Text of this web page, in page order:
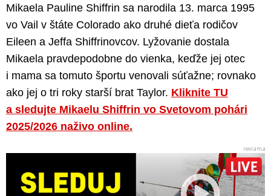
Mikaela Pauline Shiffrin sa narodila 13. marca 1995
vo Vail v štáte Colorado ako druhé dieťa rodičov
Eileen a Jeffa Shiffrinovcov. Lyžovanie dostala
Mikaela pravdepodobne do vienka, keďže jej otec
i mama sa tomuto športu venovali súťažne; rovnako
ako jej o tri roky starší brat Taylor. Kliknite TU
a sledujte Mikaelu Shiffrin vo Svetovom pohári
2025/2026 naživo online.